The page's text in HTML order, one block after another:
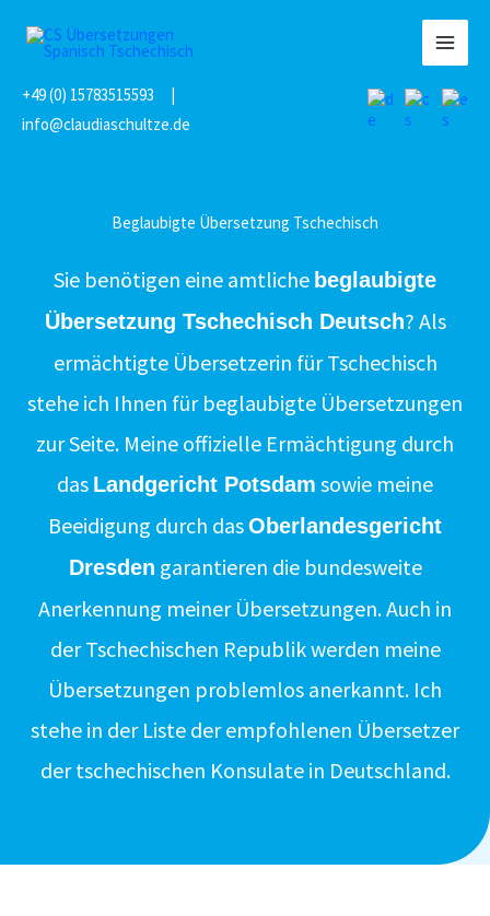
Inhalt
+49 (0) 15783515593 |
info@claudiaschultze.de
Beglaubigte Übersetzung Tschechisch
Sie benötigen eine amtliche beglaubigte
Übersetzung Tschechisch Deutsch? Als
ermächtigte Übersetzerin für Tschechisch
stehe ich Ihnen für beglaubigte Übersetzungen
zur Seite. Meine offizielle Ermächtigung durch
das Landgericht Potsdam sowie meine
Beeidigung durch dasOberlandesgericht
Dresden garantieren die bundesweite
Anerkennung meiner Übersetzungen. Auch in
der Tschechischen Republik werden meine
Übersetzungen problemlos anerkannt. Ich
stehe in der Liste der empfohlenen Übersetzer
der tschechischen Konsulate in Deutschland.